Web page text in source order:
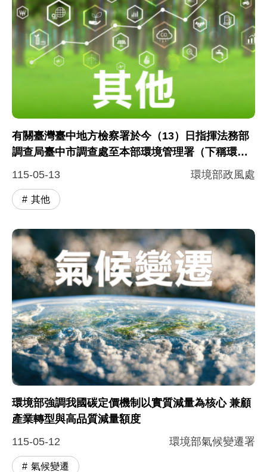
有關臺灣臺中地方檢察署於今（13）日指揮法務部
調查局臺中市調查處至本部環境管理署（下稱環管
115-05-13 環境部政風處
其他
環境部強調我國碳定價機制以實質減量為核心 兼顧
產業轉型與高品質減量額度
115-05-12
環境部氣候變遷署
氣候變遷